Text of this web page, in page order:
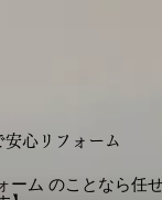
心リフォーム
ーム のことなら任